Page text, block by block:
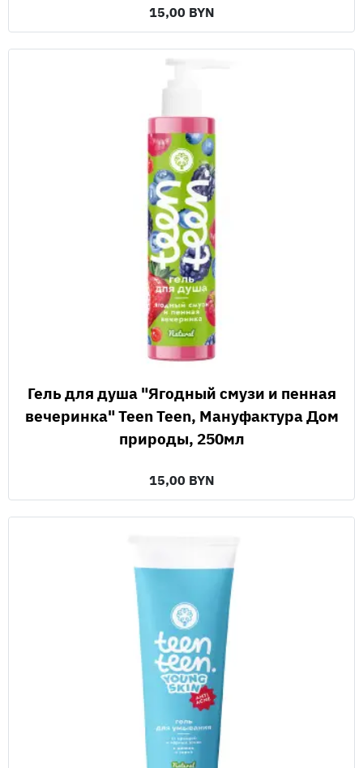
15,00 BYN
Гель для душа "Ягодный смузи и пенная
вечеринка" Teen Teen, Мануфактура Дом
природы, 250мл
15,00 BYN